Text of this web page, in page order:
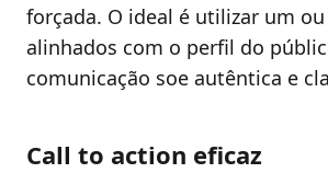
forçada. O ideal é utilizar um
alinhados com o perfil do
comunicação soe autêntica e
Call to action eficaz